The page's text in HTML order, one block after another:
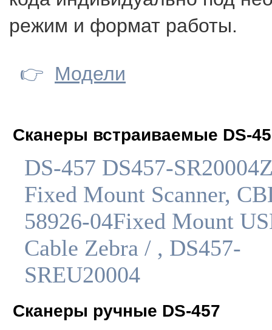
режим и формат работы.
👉 Модели
Сканеры встраиваемые DS-
DS-457 DS457-
Fixed Mount Scanner,
58926-04Fixed Mount
Cable Zebra / , DS457-
SREU20004
Сканеры ручные DS-457